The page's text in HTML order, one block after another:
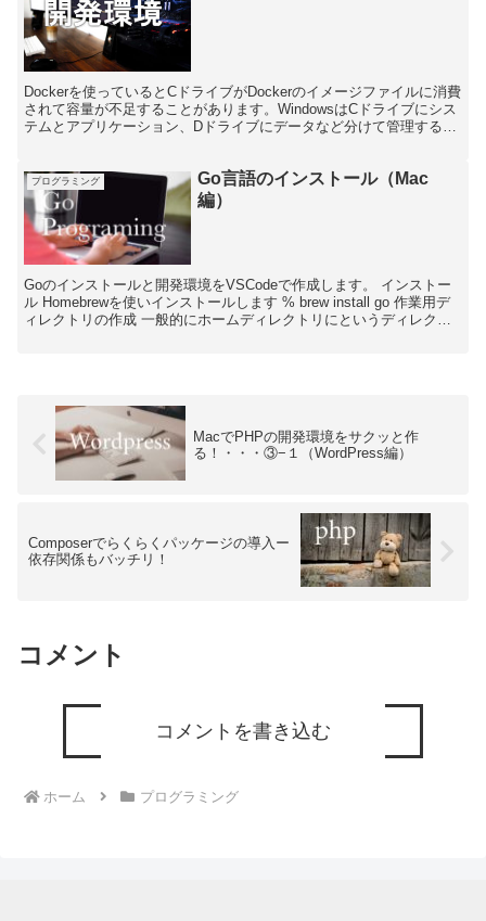
Dockerを使っているとCドライブがDockerのイメージファイルに消費
されて容量が不足することがあります。WindowsはCドライブにシス
テムとアプリケーション、Dドライブにデータなど分けて管理する場
プログラミング
Go言語のインストール（Mac
編）
Goのインストールと開発環境をVSCodeで作成します。 インストー
ル Homebrewを使いインストールします % brew install go 作業用デ
ィレクトリの作成 一般的にホームディレクトリにというディレクト
MacでPHPの開発環境をサクッと作
る！・・・③−１（WordPress編）
Composerでらくらくパッケージの導入ー
依存関係もバッチリ！
コメント
コメントを書き込む
ホーム プログラミング